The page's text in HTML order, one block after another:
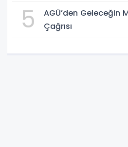
5
AGÜ’den Geleceğin
Çağrısı